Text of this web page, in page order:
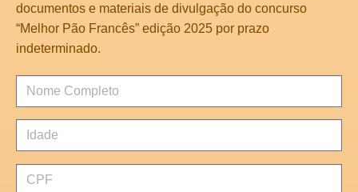
documentos e materiais de divulgação do concurso
“Melhor Pão Francês” edição 2025 por prazo
indeterminado.